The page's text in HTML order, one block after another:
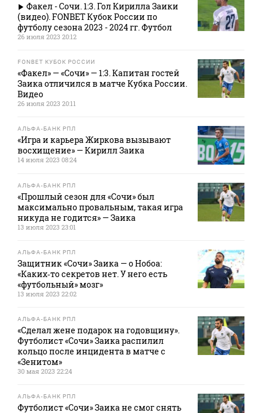
Факел - Сочи. 1:3. Гол Кирилла Заики
(видео). FONBET Кубок России по
футболу сезона 2023 - 2024 гг. Футбол
26 июля 2023 20:12
FONBET КУБОК РОССИИ
«Факел» — «Сочи» — 1:3. Капитан гостей
Заика отличился в матче Кубка России.
Видео
26 июля 2023 20:11
АЛЬФА-БАНК РПЛ
«Игра и карьера Жиркова вызывают
восхищение» — Кирилл Заика
14 июля 2023 08:24
АЛЬФА-БАНК РПЛ
«Прошлый сезон для «Сочи» был
максимально провальным, такая игра
никуда не годится» — Заика
13 июля 2023 23:01
АЛЬФА-БАНК РПЛ
Защитник «Сочи» Заика — о Нобоа:
«Каких‑то секретов нет. У него есть
«футбольный» мозг»
13 июля 2023 22:02
АЛЬФА-БАНК РПЛ
«Сделал жене подарок на годовщину».
Футболист «Сочи» Заика распилил
кольцо после инцидента в матче с
«Зенитом»
30 мая 2023 22:24
АЛЬФА-БАНК РПЛ
Футболист «Сочи» Заика не смог снять